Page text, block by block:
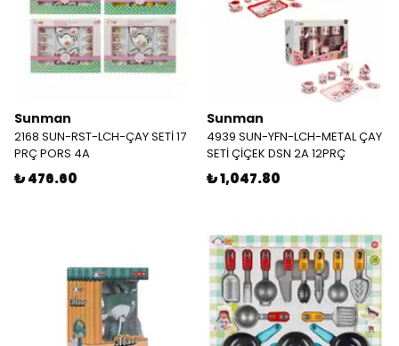
Sunman
2168 SUN-RST-LCH-ÇAY SETİ 17
PRÇ PORS 4A
₺ 476.60
Sunman
4939 SUN-YFN-LCH-METAL ÇAY
SETİ ÇİÇEK DSN 2A 12PRÇ
₺ 1,047.80